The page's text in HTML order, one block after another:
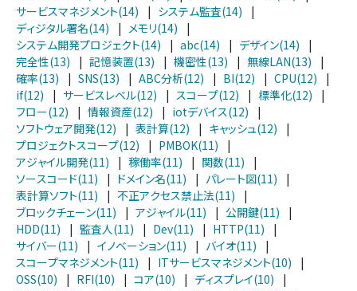
サービスマネジメント(14)
| システム監査(14)
|
ディジタル署名(14)
| メモリ(14)
|
システム開発プロジェクト(14)
| abc(14) | デザイン(14)
|
完全性(13)
| 記憶装置(13) | 機密性(13) | 無線LAN(13)
|
確率(13)
| SNS(13) | ABC分析(12) | BI(12) | CPU(12)
|
if(12)
| サービスレベル(12) | スコープ(12) | 標準化(12)
|
フロー(12)
| 情報資産(12) | iotデバイス(12)
|
ソフトウェア開発(12)
| 表計算(12) | キャッシュ(12)
|
プロジェクトスコープ(12)
| PMBOK(11)
|
アジャイル開発(11)
| 稼働率(11) | 関数(11)
|
ソースコード(11)
| ドメイン名(11) | パレート図(11)
|
表計算ソフト(11)
| 不正アクセス禁止法(11)
|
ブロックチェーン(11)
| アジャイル(11) | 公開鍵(11)
|
HDD(11)
| 監査人(11) | Dev(11) | HTTP(11)
|
サイバー(11)
| イノベーション(11) | バイオ(11)
|
スコープマネジメント(11)
| ITサービスマネジメント(10)
|
OSS(10)
| RFI(10) | コア(10) | ディスプレイ(10)
|